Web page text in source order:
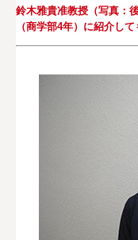
鈴木雅貴准教授（写真：
（商学部4年）に紹介して